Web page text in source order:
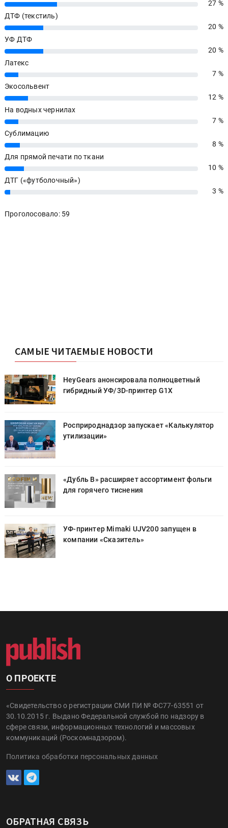
27%
27 %
ДТФ (текстиль)
20%
20 %
УФ ДТФ
20%
20 %
Латекс
7%
7 %
Экосольвент
12%
12 %
На водных чернилах
7%
7 %
Сублимацию
8%
8 %
Для прямой печати по ткани
10%
10 %
ДТГ («футболочный»)
3% 3 %
Проголосовало: 59
САМЫЕ ЧИТАЕМЫЕ НОВОСТИ
HeyGears анонсировала полноцветный
гибридный УФ/3D-принтер G1X
Росприроднадзор запускает «Калькулятор
утилизации»
«Дубль В» расширяет ассортимент фольги
для горячего тиснения
УФ-принтер Mimaki UJV200 запущен в
компании «Сказитель»
О ПРОЕКТЕ
«Свидетельство о регистрации СМИ ПИ № ФС77-63551 от
30.10.2015 г. Выдано Федеральной службой по надзору в
сфере связи, информационных технологий и массовых
коммуникаций (Роскомнадзором).
Политика обработки персональных данных
ОБРАТНАЯ СВЯЗЬ